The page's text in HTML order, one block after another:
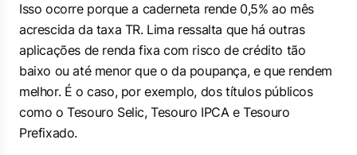
Isso ocorre porque a caderneta rende 0,5% ao mês
acrescida da taxa TR. Lima ressalta que há outras
aplicações de renda fixa com risco de crédito tão
baixo ou até menor que o da poupança, e que rendem
melhor. É o caso, por exemplo, dos títulos públicos
como o Tesouro Selic, Tesouro IPCA e Tesouro
Prefixado.